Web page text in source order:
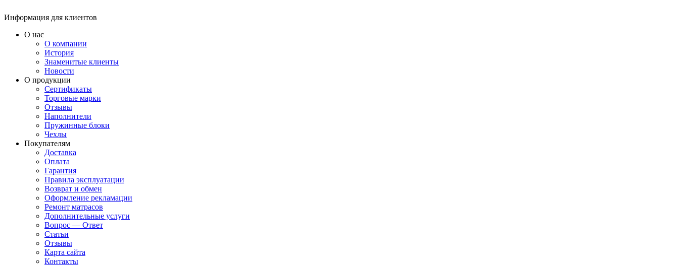
Информация для клиентов
О нас
О компании
История
Знаменитые клиенты
Новости
О продукции
Сертификаты
Торговые марки
Отзывы
Наполнители
Пружинные блоки
Чехлы
Покупателям
Доставка
Оплата
Гарантия
Правила эксплуатации
Возврат и обмен
Оформление рекламации
Ремонт матрасов
Дополнительные услуги
Вопрос — Ответ
Статьи
Отзывы
Карта сайта
Контакты